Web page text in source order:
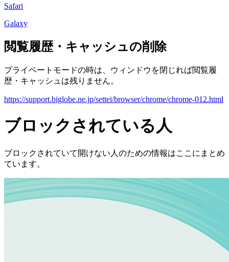
Safari
Galaxy
閲覧履歴・キャッシュの削除
プライベートモードの時は、ウィンドウを閉じれば閲覧履
歴・キャッシュは残りません。
https://support.biglobe.ne.jp/settei/browser/chrome/chrome-012.html
ブロックされている人
ブロックされていて開けない人のための情報はここにまとめ
ています。